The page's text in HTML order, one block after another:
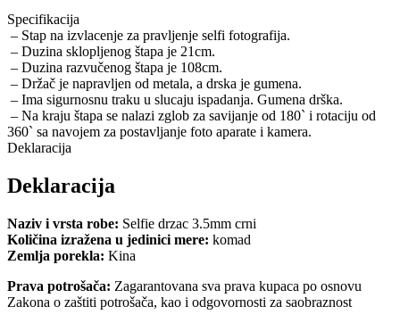
Specifikacija
– Stap na izvlacenje za pravljenje selfi fotografija.
– Duzina sklopljenog štapa je 21cm.
– Duzina razvučenog štapa je 108cm.
– Držač je napravljen od metala, a drska je gumena.
– Ima sigurnosnu traku u slucaju ispadanja. Gumena drška.
– Na kraju štapa se nalazi zglob za savijanje od 180` i rotaciju od
360` sa navojem za postavljanje foto aparate i kamera.
Deklaracija
Deklaracija
Naziv i vrsta robe: Selfie drzac 3.5mm crni
Količina izražena u jedinici mere: komad
Zemlja porekla: Kina
Prava potrošača: Zagarantovana sva prava kupaca po osnovu
Zakona o zaštiti potrošača, kao i odgovornosti za saobraznost